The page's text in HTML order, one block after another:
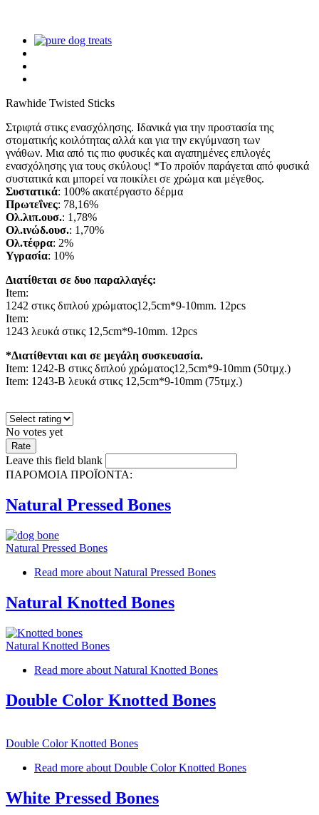
Rawhide Twisted Sticks
Στριφτά στικς ενασχόλησης. Ιδανικά για την προστασία της
στοματικής κοιλότητας αλλά και για την εκγύμναση των
γνάθων. Μια από τις πιο φυσικές και αγαπημένες επιλογές
ενασχόλησης για τους σκύλους! *Το προϊόν παράγεται από φυσικά
συστατικά και μπορεί να ποικίλει σε χρώμα και μέγεθος.
Συστατικά: 100% ακατέργαστο δέρμα
Πρωτεΐνες: 78,16%
Oλ.λιπ.ουσ.: 1,78%
Ολ.ινώδ.ουσ.: 1,70%
Ολ.τέφρα: 2%
Υγρασία: 10%
Διατίθεται σε δυο παραλλαγές:
Item:
1242 στικς διπλού χρώματος12,5cm*9-10mm. 12pcs
Item:
1243 λευκά στικς 12,5cm*9-10mm. 12pcs
*Διατίθενται και σε μεγάλη συσκευασία.
Item: 1242-Β στικς διπλού χρώματος12,5cm*9-10mm (50τμχ.)
Item: 1243-Β λευκά στικς 12,5cm*9-10mm (75τμχ.)
No votes yet
Leave this field blank
ΠΑΡΟΜΟΙΑ ΠΡΟΪΟΝΤΑ:
Natural Pressed Bones
Natural Pressed Bones
Read more about Natural Pressed Bones
Natural Knotted Bones
Natural Knotted Bones
Read more about Natural Knotted Bones
Double Color Knotted Bones
Double Color Knotted Bones
Read more about Double Color Knotted Bones
White Pressed Bones